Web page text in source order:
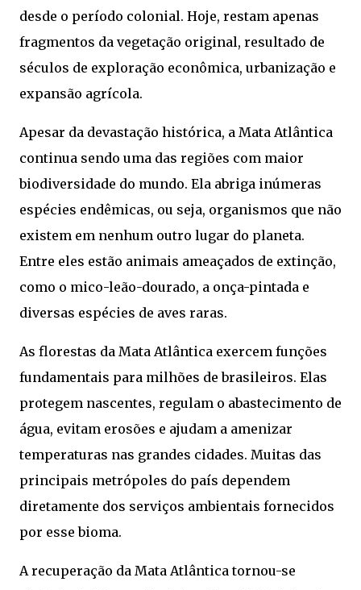
desde o período colonial. Hoje, restam apenas
fragmentos da vegetação original, resultado de
séculos de exploração econômica, urbanização e
expansão agrícola.
Apesar da devastação histórica, a Mata Atlântica
continua sendo uma das regiões com maior
biodiversidade do mundo. Ela abriga inúmeras
espécies endêmicas, ou seja, organismos que não
existem em nenhum outro lugar do planeta.
Entre eles estão animais ameaçados de extinção,
como o mico-leão-dourado, a onça-pintada e
diversas espécies de aves raras.
As florestas da Mata Atlântica exercem funções
fundamentais para milhões de brasileiros. Elas
protegem nascentes, regulam o abastecimento de
água, evitam erosões e ajudam a amenizar
temperaturas nas grandes cidades. Muitas das
principais metrópoles do país dependem
diretamente dos serviços ambientais fornecidos
por esse bioma.
A recuperação da Mata Atlântica tornou-se